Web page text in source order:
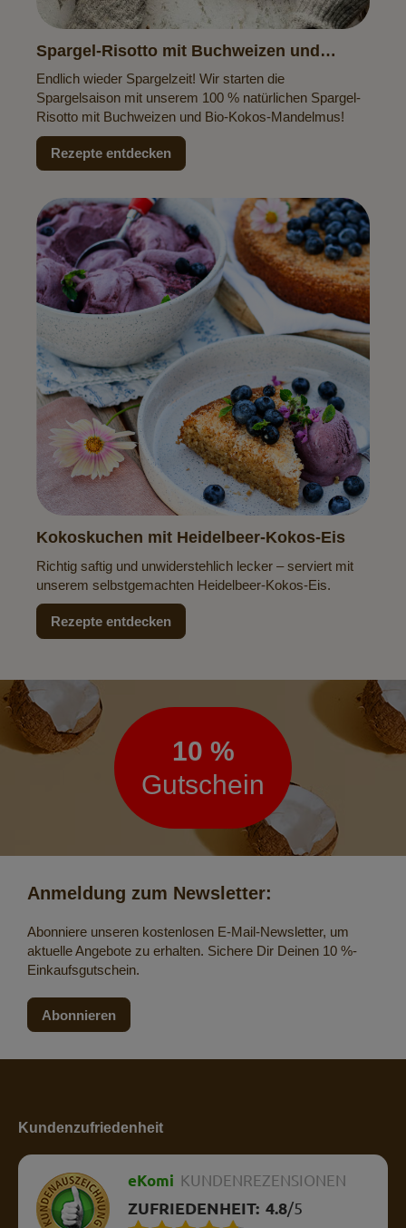
Spargel-Risotto mit Buchweizen und
Endlich wieder Spargelzeit! Wir starten die
Spargelsaison mit unserem 100 % natürlichen Spargel-
Risotto mit Buchweizen und Bio-Kokos-Mandelmus!
Rezepte entdecken
Kokoskuchen mit Heidelbeer-Kokos-Eis
Richtig saftig und unwiderstehlich lecker – serviert mit
unserem selbstgemachten Heidelbeer-Kokos-Eis.
Rezepte entdecken
Newsletter
10 %
Gutschein
Anmeldung zum Newsletter:
Abonniere unseren kostenlosen E-Mail-Newsletter, um
aktuelle Angebote zu erhalten. Sichere Dir Deinen 10 %-
Einkaufsgutschein.
Abonnieren
Kundenzufriedenheit
eKomi KUNDENREZENSIONEN
ZUFRIEDENHEIT: 4.8/5